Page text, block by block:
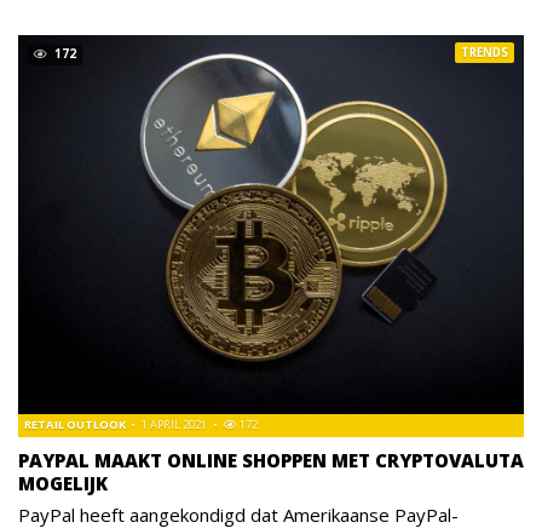
172
PAYPAL MAAKT ONLINE SHOPPEN MET CRYPTOVALUTA
MOGELIJK
RETAIL OUTLOOK 1 APRIL 2021 172
TRENDS
PayPal heeft aangekondigd dat Amerikaanse PayPal-